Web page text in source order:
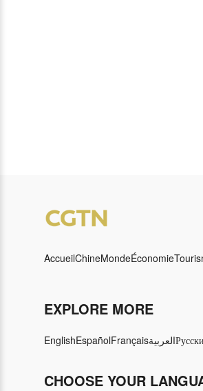
AccueilChineMondeÉconomie
EXPLORE MORE
EnglishEspañolFrançaisالعربية
CHOOSE YOUR